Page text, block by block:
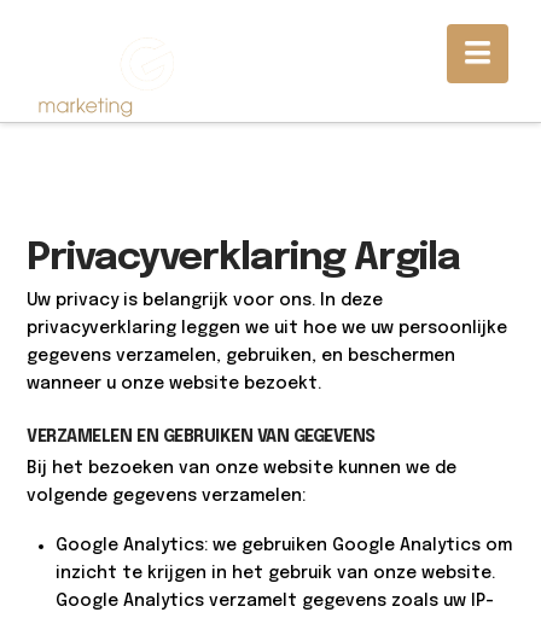
Privacyverklaring Argila
Uw privacy is belangrijk voor ons. In deze
privacyverklaring leggen we uit hoe we uw persoonlijke
gegevens verzamelen, gebruiken, en beschermen
wanneer u onze website bezoekt.
VERZAMELEN EN GEBRUIKEN VAN GEGEVENS
Bij het bezoeken van onze website kunnen we de
volgende gegevens verzamelen:
Google Analytics: we gebruiken Google Analytics om
inzicht te krijgen in het gebruik van onze website.
Google Analytics verzamelt gegevens zoals uw IP-